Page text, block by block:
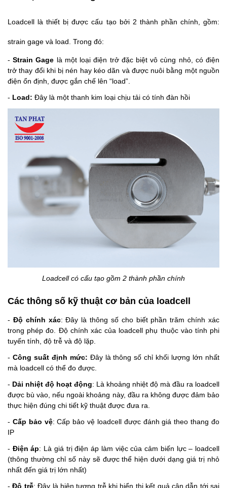
Loadcell là thiết bị được cấu tạo bởi 2 thành phần chính, gồm:
strain gage và load. Trong đó:
-Strain Gage là một loại điện trở đặc biệt vô cùng nhỏ, có điện
trở thay đổi khi bị nén hay kéo dãn và được nuôi bằng một nguồn
điện ổn định, được gắn chế lên “load”.
- Load: Đây là một thanh kim loại chịu tải có tính đàn hồi
Loadcell có cấu tạo gồm 2 thành phần chính
Các thông số kỹ thuật cơ bản của loadcell
- Độ chính xác: Đây là thông số cho biết phần trăm chính xác
trong phép đo. Độ chính xác của loadcell phụ thuộc vào tính phi
tuyến tính, độ trễ và độ lặp.
- Công suất định mức: Đây là thông số chỉ khối lượng lớn nhất
mà loadcell có thể đo được.
- Dải nhiệt độ hoạt động: Là khoảng nhiệt độ mà đầu ra loadcell
được bù vào, nếu ngoài khoảng này, đầu ra không được đảm bảo
thực hiện đúng chi tiết kỹ thuật được đưa ra.
- Cấp bảo vệ: Cấp bảo vệ loadcell được đánh giá theo thang đo
IP
- Điện áp: Là giá trị điện áp làm việc của cảm biến lực – loadcell
(thông thường chỉ số này sẽ được thể hiện dưới dạng giá trị nhỏ
nhất đến giá trị lớn nhất)
-Độ trễ: Đây là hiện tượng trễ khi hiển thị kết quả cân dẫn tới sai